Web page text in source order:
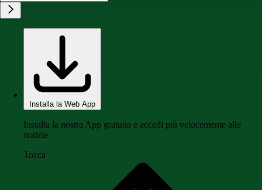
Installa la Web App
Installa la nostra App gratuita e accedi più velocemente alle
notizie
Tocca